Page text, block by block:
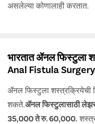
असलेल्या कोणालाही करतात.
भारतात ॲनल फिस्टुला
Anal Fistula
ॲनल फिस्टुला शस्त्रक्रियेची
शकते.ॲनल फिस्टुलासाठी लेझर
35,000 ते रु. 60,000.